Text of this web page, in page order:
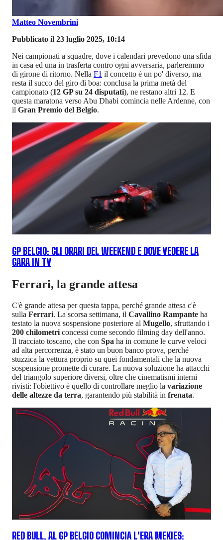
Matteo Novembrini
Pubblicato il 23 luglio 2025, 10:14
Nei campionati a squadre, dove i calendari prevedono una sfida
in casa ed una in trasferta contro ogni avversaria, parleremmo
di girone di ritorno. Nella F1 il concetto è un po' diverso, ma
resta il succo del giro di boa: conclusa la prima metà del
campionato (12 GP su 24 disputati), ne restano altri 12. E
questa maratona verso Abu Dhabi comincia nelle Ardenne, con
il Gran Premio del Belgio.
GP BELGIO: GLI ORARI DEL WEEKEND E DOVE VEDERE LA
GARA IN TV
Ferrari, la grande attesa
C'è grande attesa per questa tappa, perché grande attesa c'è
sulla Ferrari. La scorsa settimana, il Cavallino Rampante ha
testato la nuova sospensione posteriore al Mugello, sfruttando i
200 chilometri concessi come secondo filming day dell'anno.
Il tracciato toscano, che con Spa ha in comune le curve veloci
ad alta percorrenza, è stato un buon banco prova, perché
stuzzica la vettura proprio su quei fondamentali che la nuova
sospensione promette di curare. La nuova soluzione ha attacchi
del triangolo superiore diversi, oltre che cinematismi interni
rivisti: l'obiettivo è quello di controllare meglio la variazione
delle altezze da terra, garantendo più stabilità in frenata.
RED BULL, AL GP BELGIO COMINCIA L'ERA MEKIES: